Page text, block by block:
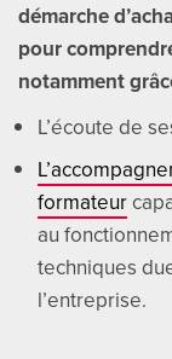
démarche
pour
notamment
L’écoute de
formateur
au
techniques
l’entreprise.